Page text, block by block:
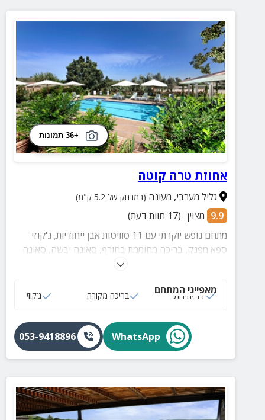
+36 תמונות
אחוזת טרה קוטה
גליל מערבי, מעונה (במרחק של 5.2 ק"מ)
9.9 מצוין (
17 חוות דעת)
מתחם נופש יוקרתי עם 11 סוויטות אבן ייחודיות, ג'קוזי
ספא מפנק, בריכה מחוממת בחורף, סאונה יבשה, סאונה
רטובה ומכונת קפה איכותית להנאתכם!
מאפייני המתחם
11 יחידות בריכה מקורה ג‘קוזי
WhatsApp
053-9418896